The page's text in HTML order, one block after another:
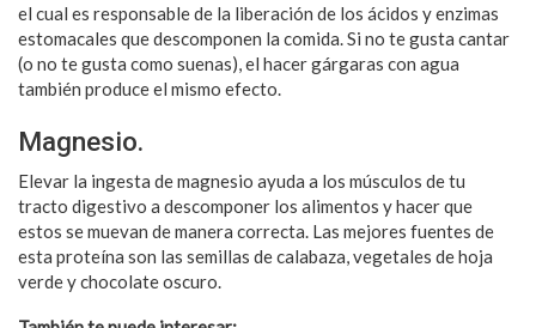
el cual es responsable de la liberación de los ácidos y enzimas
estomacales que descomponen la comida. Si no te gusta cantar
(o no te gusta como suenas), el hacer gárgaras con agua
también produce el mismo efecto.
Magnesio.
Elevar la ingesta de magnesio ayuda a los músculos de tu
tracto digestivo a descomponer los alimentos y hacer que
estos se muevan de manera correcta. Las mejores fuentes de
esta proteína son las semillas de calabaza, vegetales de hoja
verde y chocolate oscuro.